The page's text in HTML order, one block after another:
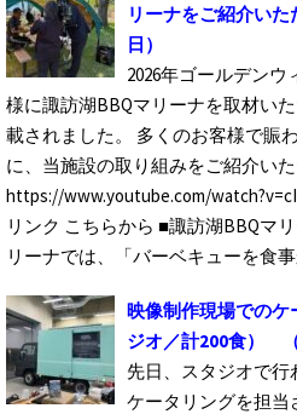
リーナをご紹介い
日）
2026年ゴールデン
様に諏訪湖BBQマリーナを取材い
載されました。 多くのお客様で賑
に、当施設の取り組みをご紹介いた
https://www.youtube.com/
リンク こちらから ■諏訪湖BBQマ
リーナでは、「バーベキューを食
映像制作現場でのケ
ジオ／計200食）
先日、スタジオで行
ケータリングを担当